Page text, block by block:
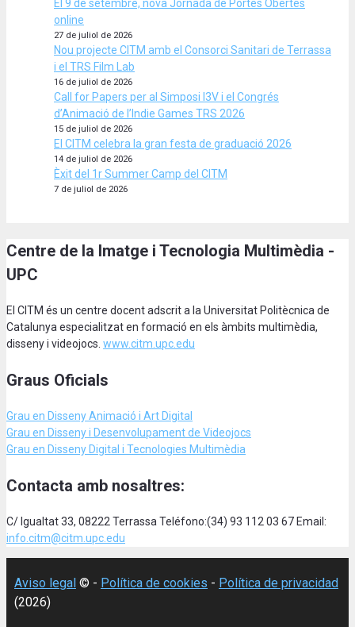
El 9 de setembre, nova Jornada de Portes Obertes
online
27 de juliol de 2026
Nou projecte CITM amb el Consorci Sanitari de Terrassa
i el TRS Film Lab
16 de juliol de 2026
Call for Papers per al Simposi I3V i el Congrés
d’Animació de l’Indie Games TRS 2026
15 de juliol de 2026
El CITM celebra la gran festa de graduació 2026
14 de juliol de 2026
Èxit del 1r Summer Camp del CITM
7 de juliol de 2026
Centre de la Imatge i Tecnologia Multimèdia -
UPC
El CITM és un centre docent adscrit a la Universitat Politècnica de
Catalunya especialitzat en formació en els àmbits multimèdia,
disseny i videojocs. www.citm.upc.edu
Graus Oficials
Grau en Disseny Animació i Art Digital
Grau en Disseny i Desenvolupament de Videojocs
Grau en Disseny Digital i Tecnologies Multimèdia
Contacta amb nosaltres:
C/ Igualtat 33, 08222 Terrassa Teléfono:(34) 93 112 03 67 Email:
info.citm@citm.upc.edu
Aviso legal © - Política de cookies - Política de privacidad
(2026)